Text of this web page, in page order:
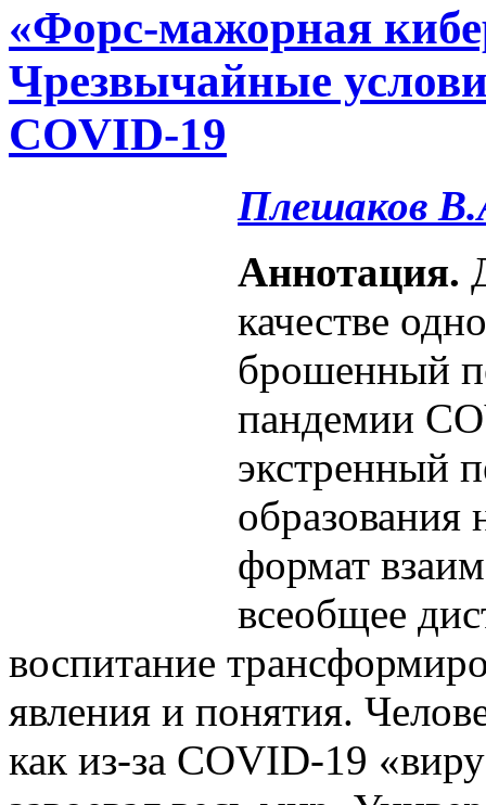
«Форс-мажорная
Чрезвычайные
COVID-19
Плешаков
Аннотация.
качестве
брошенный
пандемии
экстренный
образования
формат
всеобщее
воспитание
явления и понятия.
как из-за COVID-19